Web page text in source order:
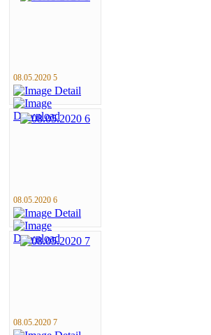
08.05.2020 5
08.05.2020 6
08.05.2020 7